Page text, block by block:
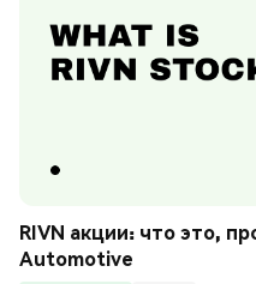
RIVN акции: что это,
Automotive